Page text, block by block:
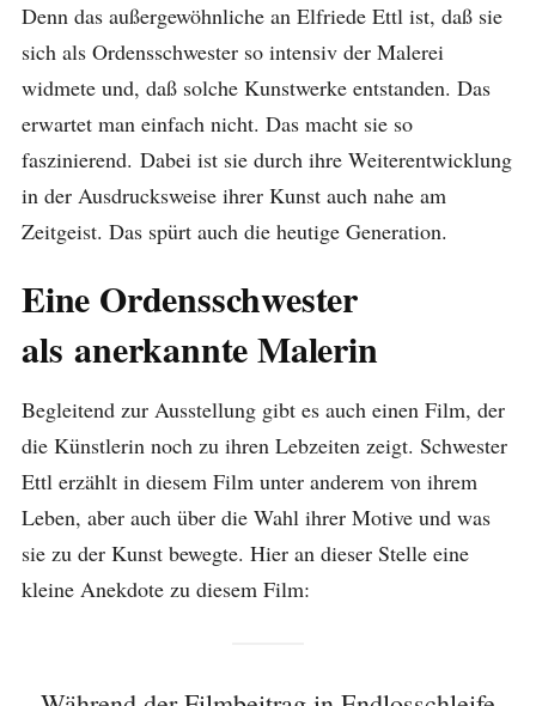
Denn das außergewöhnliche an Elfriede Ettl ist, daß sie
sich als Ordensschwester so intensiv der Malerei
widmete und, daß solche Kunstwerke entstanden. Das
erwartet man einfach nicht. Das macht sie so
faszinierend. Dabei ist sie durch ihre Weiterentwicklung
in der Ausdrucksweise ihrer Kunst auch nahe am
Zeitgeist. Das spürt auch die heutige Generation.
Eine Ordensschwester
als anerkannte Malerin
Begleitend zur Ausstellung gibt es auch einen Film, der
die Künstlerin noch zu ihren Lebzeiten zeigt. Schwester
Ettl erzählt in diesem Film unter anderem von ihrem
Leben, aber auch über die Wahl ihrer Motive und was
sie zu der Kunst bewegte. Hier an dieser Stelle eine
kleine Anekdote zu diesem Film: